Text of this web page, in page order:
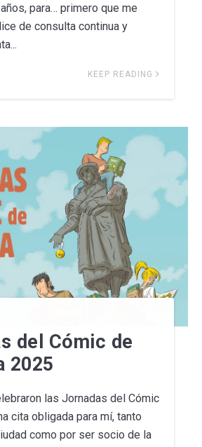
para… primero que me
de consulta continua y
KEEP READING
del Cómic de
2025
las Jornadas del Cómic
cita obligada para mí, tanto
como por ser socio de la